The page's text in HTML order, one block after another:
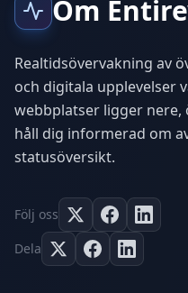
Om
Realtidsövervakning av
och digitala upplevelser
webbplatser ligger nere,
håll dig informerad om
statusöversikt.
Följ oss
Dela